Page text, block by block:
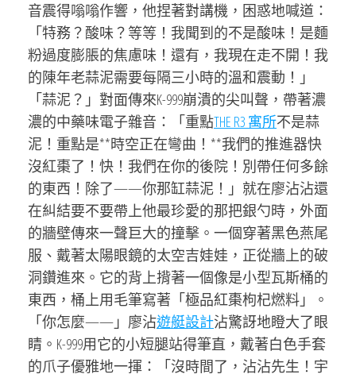
音震得嗡嗡作響，他捏著對講機，困惑地喊道：
「特務？酸味？等等！我聞到的不是酸味！是麵
粉過度膨脹的焦慮味！還有，我現在走不開！我
的陳年老蒜泥需要每隔三小時的溫和震動！」
「蒜泥？」對面傳來K-999崩潰的尖叫聲，帶著濃
濃的中藥味電子雜音：「重點THE R3 寓所不是蒜
泥！重點是**時空正在彎曲！**我們的推進器快
沒紅棗了！快！我們在你的後院！別帶任何多餘
的東西！除了——你那缸蒜泥！」就在廖沾沾還
在糾結要不要帶上他最珍愛的那把銀勺時，外面
的牆壁傳來一聲巨大的撞擊。一個穿著黑色燕尾
服、戴著太陽眼鏡的太空吉娃娃，正從牆上的破
洞鑽進來。它的背上揹著一個像是小型瓦斯桶的
東西，桶上用毛筆寫著「極品紅棗枸杞燃料」。
「你怎麼——」廖沾遊艇設計沾驚訝地瞪大了眼
睛。K-999用它的小短腿站得筆直，戴著白色手套
的爪子優雅地一揮：「沒時間了，沾沾先生！宇